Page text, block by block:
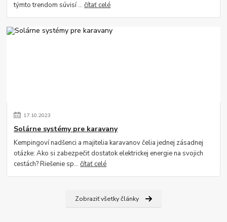
týmto trendom súvisí ...čítať celé
17.10.2023
Solárne systémy pre karavany
Kempingoví nadšenci a majitelia karavanov čelia jednej zásadnej
otázke: Ako si zabezpečiť dostatok elektrickej energie na svojich
cestách? Riešenie sp...čítať celé
Zobraziť všetky články